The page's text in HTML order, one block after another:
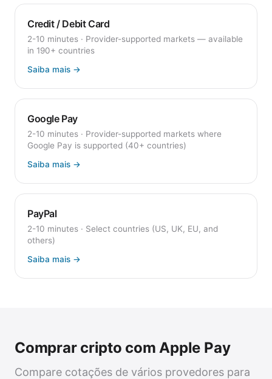
Credit / Debit Card
2-10 minutes · Provider-supported markets — available
in 190+ countries
Saiba mais →
Google Pay
2-10 minutes · Provider-supported markets where
Google Pay is supported (40+ countries)
Saiba mais →
PayPal
2-10 minutes · Select countries (US, UK, EU, and
others)
Saiba mais →
Comprar cripto com Apple Pay
Compare cotações de vários provedores para